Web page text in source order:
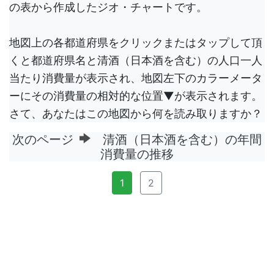
の表から作成したジオ・チャートです。
地図上の各都道府県をクリックまたはタップして頂
くと都道府県名と清酒（日本酒を含む）の人口一人
当たり消費量が表示され、地図左下のカラーメータ
ーにその消費量の相対的な位置▼が表示されます。
さて、あなたはこの地図から何を読み取りますか？
次のページ
清酒（日本酒を含む）の年間
消費量の推移
1 2